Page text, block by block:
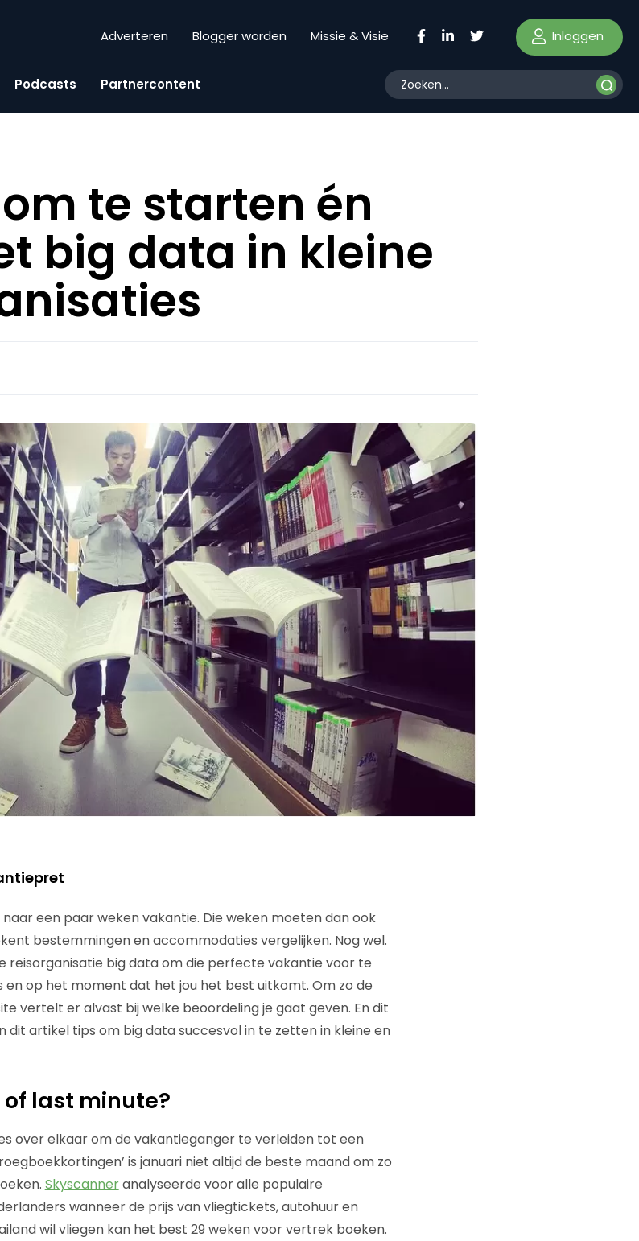
Adverteren Blogger worden Missie & Visie Inloggen
Podcasts Partnercontent
te starten én
big data in kleine
een paar weken vakantie. Die weken moeten dan ook
bestemmingen en accommodaties vergelijken. Nog wel.
reisorganisatie big data om die perfecte vakantie voor te
en op het moment dat het jou het best uitkomt. Om zo de
vertelt er alvast bij welke beoordeling je gaat geven. En dit
dit artikel tips om big data succesvol in te zetten in kleine en
last minute?
over elkaar om de vakantieganger te verleiden tot een
is januari niet altijd de beste maand om zo
Skyscanneranalyseerde voor alle populaire
wanneer de prijs van vliegtickets, autohuur en
wil vliegen kan het best 29 weken voor vertrek boeken.